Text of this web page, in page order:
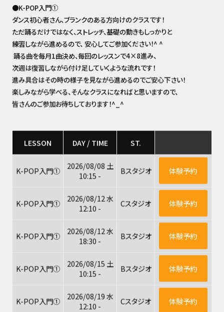
●K-POP入門①
ダンス初心者さん、ブランクのある方向けのクラスです！
ただ踊るだけではなく、ストレッチ、基礎の動きもしっかりと
練習しながら進めるので、 安心してご参加ください！^ ^
​ 踊る曲を毎月1曲決め、毎回のレッスンで4×8進み、
次週は復習しながら付け足していくような流れです！
進み具合はその時の様子を見ながら進めるのでご安心下さい！
楽しみながら学べる、そんなクラスになればと思いますので、
皆さんのご参加お待ちしております！^_^
LESSON DAY / TIME ST.
K-POP入門①
2026/08/08 土
10:15 -
Bスタジオ 体験予約
K-POP入門①
2026/08/12 水
12:10 -
Cスタジオ 体験予約
K-POP入門①
2026/08/12 水
18:30 -
Bスタジオ 体験予約
K-POP入門①
2026/08/15 土
10:15 -
Bスタジオ 体験予約
K-POP入門①
2026/08/19 水
12:10 -
Cスタジオ 体験予約